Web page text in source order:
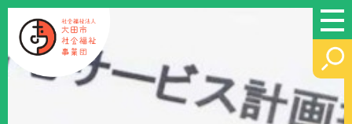
このページの本文へ